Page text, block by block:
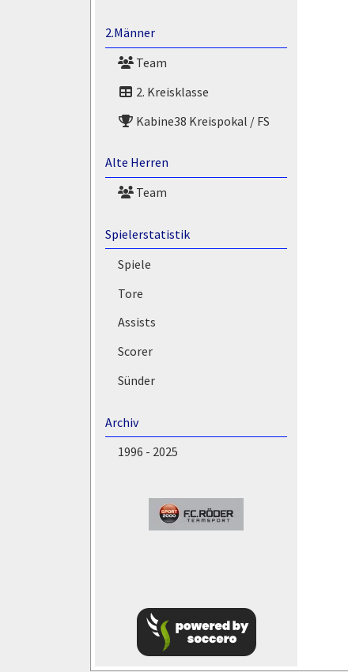
2.Männer
Team
2. Kreisklasse
Kabine38 Kreispokal / FS
Alte Herren
Team
Spielerstatistik
Spiele
Tore
Assists
Scorer
Sünder
Archiv
1996 - 2025